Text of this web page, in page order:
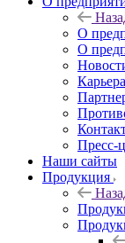
О
О
Карьера
Пресс-
Наши сайты
Продукция